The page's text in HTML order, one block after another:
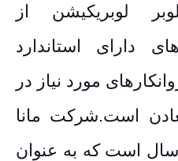
لوبریکیشن از
دارای استاندارد
مورد نیاز در
است.شرکت مانا
شگرد پایا، بیش از 40 سال است که به عنوان